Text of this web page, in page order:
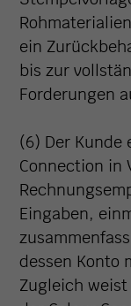
ein
bis zur
Forderungen
(6) Der Kunde
Connection in
Eingaben,
dessen Konto
Zugleich